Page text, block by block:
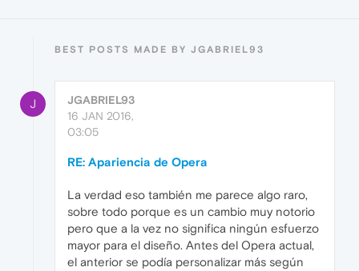
BEST POSTS MADE BY JGABRIEL93
J
JGABRIEL93
16 JAN 2016,
03:05
RE: Apariencia de Opera
La verdad eso también me parece algo raro,
sobre todo porque es un cambio muy notorio
pero que a la vez no significa ningún esfuerzo
mayor para el diseño. Antes del Opera actual,
el anterior se podía personalizar más según